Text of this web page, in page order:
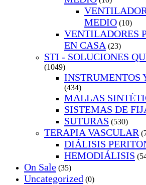
MEDIO (10)
VENTILADORES
EN CASA (23)
STI - SOLUCIONES
(1049)
INSTRUMENTOS
(434)
MALLAS
SISTEMAS DE
SUTURAS (530)
TERAPIA VASCULAR
DIÁLISIS
HEMODIÁLISIS
On Sale (35)
Uncategorized (0)